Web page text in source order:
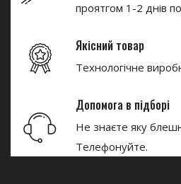
проятгом 1-2 днів по
Якісний товар
Технологічне
Допомога в підборі
Не знаєте яку
Телефонуйте.